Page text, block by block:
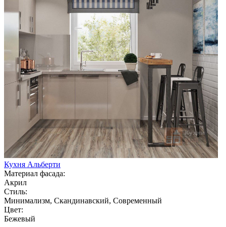
Кухня Альберти
Материал фасада:
Акрил
Стиль:
Минимализм, Скандинавский, Современный
Цвет:
Бежевый